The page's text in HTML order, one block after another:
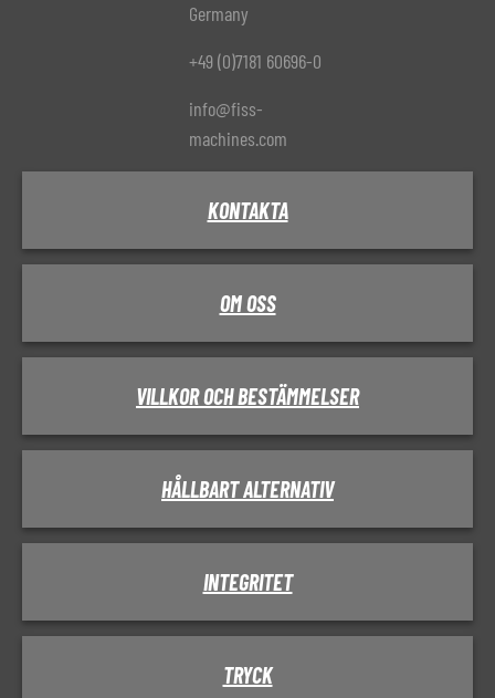
Germany
+49 (0)7181 60696-0
info@fiss-
machines.com
KONTAKTA
OM OSS
VILLKOR OCH BESTÄMMELSER
HÅLLBART ALTERNATIV
INTEGRITET
TRYCK